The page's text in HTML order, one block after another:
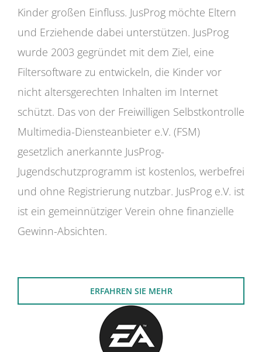
Kinder großen Einfluss. JusProg möchte Eltern
und Erziehende dabei unterstützen. JusProg
wurde 2003 gegründet mit dem Ziel, eine
Filtersoftware zu entwickeln, die Kinder vor
nicht altersgerechten Inhalten im Internet
schützt. Das von der Freiwilligen Selbstkontrolle
Multimedia-Diensteanbieter e.V. (FSM)
gesetzlich anerkannte JusProg-
Jugendschutzprogramm ist kostenlos, werbefrei
und ohne Registrierung nutzbar. JusProg e.V. ist
ist ein gemeinnütziger Verein ohne finanzielle
Gewinn-Absichten.
ERFAHREN SIE MEHR